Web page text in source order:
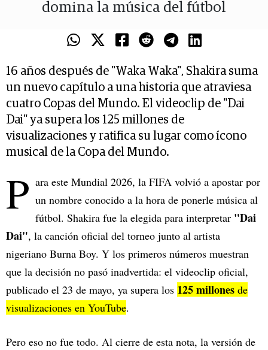
domina la música del fútbol
16 años después de "Waka Waka", Shakira suma
un nuevo capítulo a una historia que atraviesa
cuatro Copas del Mundo. El videoclip de "Dai
Dai" ya supera los 125 millones de
visualizaciones y ratifica su lugar como ícono
musical de la Copa del Mundo.
P ara este Mundial 2026, la FIFA volvió a apostar por
un nombre conocido a la hora de ponerle música al
fútbol. Shakira fue la elegida para interpretar "Dai
Dai", la canción oficial del torneo junto al artista
nigeriano Burna Boy. Y los primeros números muestran
que la decisión no pasó inadvertida: el videoclip oficial,
publicado el 23 de mayo, ya supera los 125 millones de
visualizaciones en YouTube.
Pero eso no fue todo. Al cierre de esta nota, la versión de